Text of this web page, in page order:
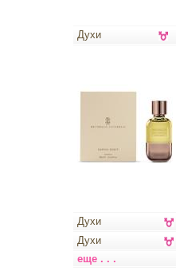
Духи
Духи
Духи
еще . . .